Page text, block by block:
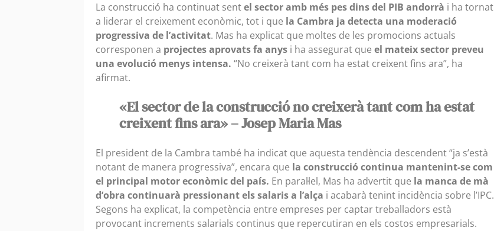
La construcció ha continuat sentel sector amb més pes dins del PIB andorrà i ha tornat
a liderar el creixement econòmic, tot i que la Cambra ja detecta una moderació
progressiva de l’activitat. Mas ha explicat que moltes de les promocions actuals
corresponen a projectes aprovats fa anys i ha assegurat que el mateix sector preveu
una evolució menys intensa. “No creixerà tant com ha estat creixent fins ara”, ha
afirmat.
«El sector de la construcció no creixerà tant com ha estat
creixent fins ara» – Josep Maria Mas
El president de la Cambra també ha indicat que aquesta tendència descendent “ja s’està
notant de manera progressiva”, encara que la construcció continua mantenint-se com
el principal motor econòmic del país. En paral·lel, Mas ha advertit que la manca de mà
d’obra continuarà pressionant els salaris a l’alça i acabarà tenint incidència sobre l’IPC.
Segons ha explicat, la competència entre empreses per captar treballadors està
provocant increments salarials continus que repercutiran en els costos empresarials.